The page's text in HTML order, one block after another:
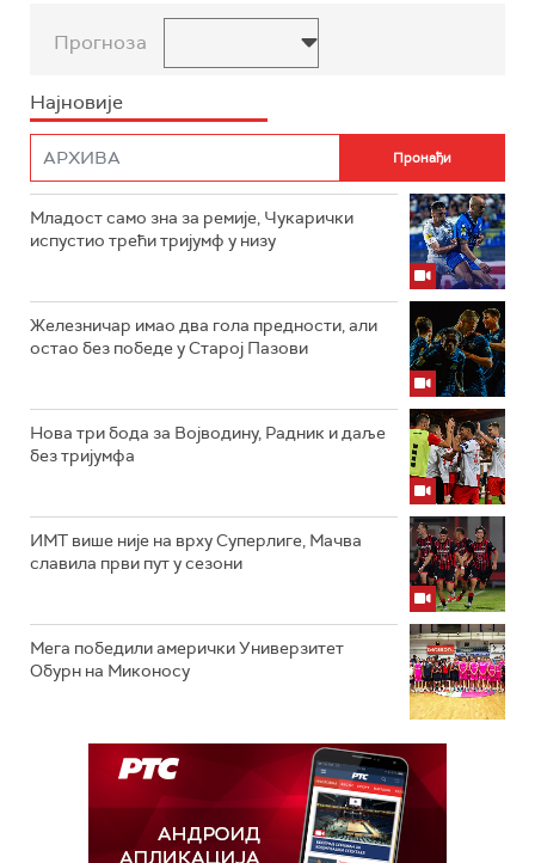
Прогноза
Најновије
Младост само зна за ремије, Чукарички
испустио трећи тријумф у низу
Железничар имао два гола предности, али
остао без победе у Старој Пазови
Нова три бода за Војводину, Радник и даље
без тријумфа
ИМТ више није на врху Суперлиге, Мачва
славила први пут у сезони
Мега победили амерички Универзитет
Обурн на Миконосу